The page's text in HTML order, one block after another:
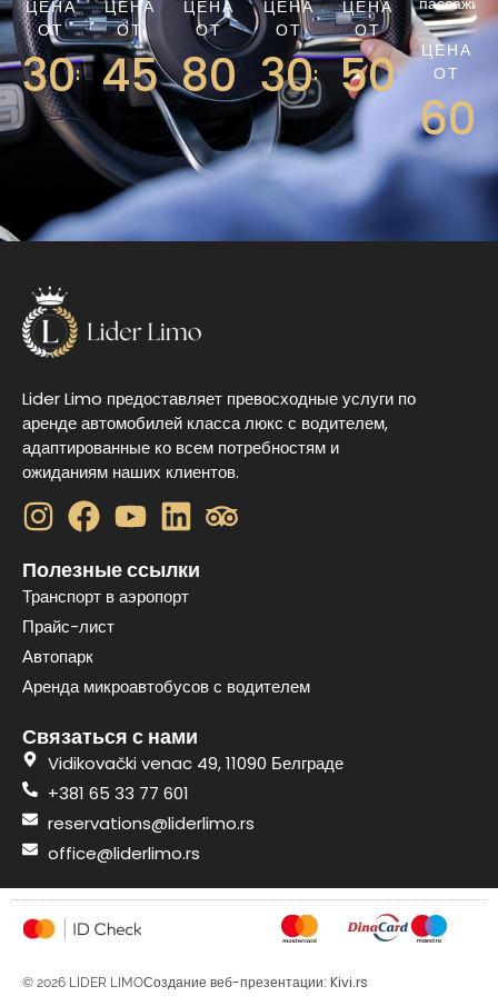
ЦЕНА
ОТ
30€
ЦЕНА
ОТ
45€
ЦЕНА
ОТ
80€
ЦЕНА
ОТ
30€
ЦЕНА
ОТ
50€ЦЕНА
ОТ
Lider Limo предоставляет превосходные услуги по
аренде автомобилей класса люкс с водителем,
адаптированные ко всем потребностям и
ожиданиям наших клиентов.
Полезные ссылки
Транспорт в аэропорт
Прайс-лист
Автопарк
Аренда микроавтобусов с водителем
Связаться с нами
Vidikovački venac 49, 11090 Белграде
+381 65 33 77 601
reservations@liderlimo.rs
office@liderlimo.rs
© 2026 LIDER LIMOСоздание веб-презентации: Kivi.rs